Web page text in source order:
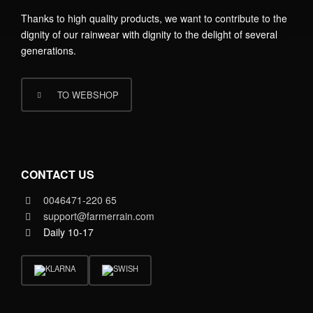
TO WEBSHOP
Thanks to high quality products, we want to contribute to the
dignity of our rainwear with dignity to the delight of several
generations.
CONTACT US
0046471-220 65
support@farmerrain.com
Daily 10-17